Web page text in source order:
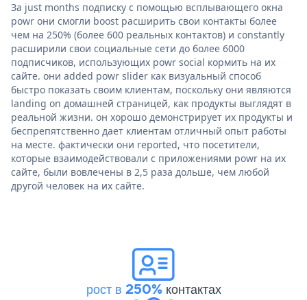
За just months подписку с помощью всплывающего окна
powr они смогли boost расширить свои контакты более
чем на 250% (более 600 реальных контактов) и constantly
расширили свои социальные сети до более 6000
подписчиков, использующих powr social кормить на их
сайте. они added powr slider как визуальный способ
быстро показать своим клиентам, поскольку они являются
landing on домашней страницей, как продукты выглядят в
реальной жизни. он хорошо демонстрирует их продукты и
беспрепятственно дает клиентам отличный опыт работы
на месте. фактически они reported, что посетители,
которые взаимодействовали с приложениями powr на их
сайте, были вовлечены в 2,5 раза дольше, чем любой
другой человек на их сайте.
рост в 250%контактах